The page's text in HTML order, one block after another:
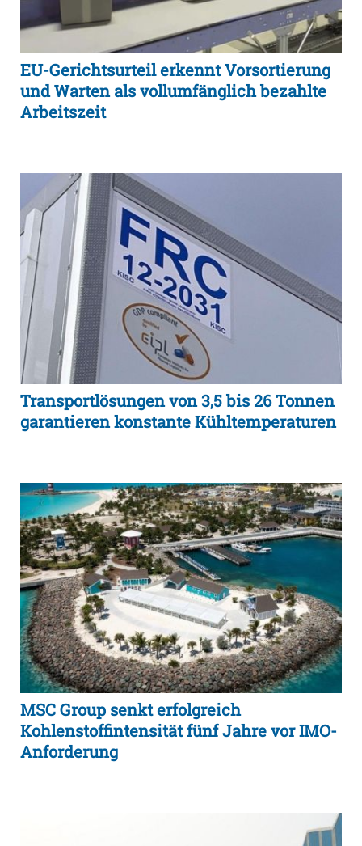
EU-Gerichtsurteil erkennt Vorsortierung
und Warten als vollumfänglich bezahlte
Arbeitszeit
Transportlösungen von 3,5 bis 26 Tonnen
garantieren konstante Kühltemperaturen
MSC Group senkt erfolgreich
Kohlenstoffintensität fünf Jahre vor IMO-
Anforderung